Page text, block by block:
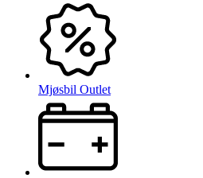
Mjøsbil Outlet